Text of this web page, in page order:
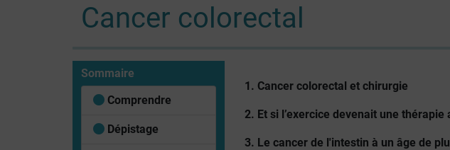
Cancer colorectal
Sommaire
Comprendre
Dépistage
1. Cancer colorectal et chirurgie
2. Et si l’exercice devenait une thérapie
3. Le cancer de l'intestin à un âge de